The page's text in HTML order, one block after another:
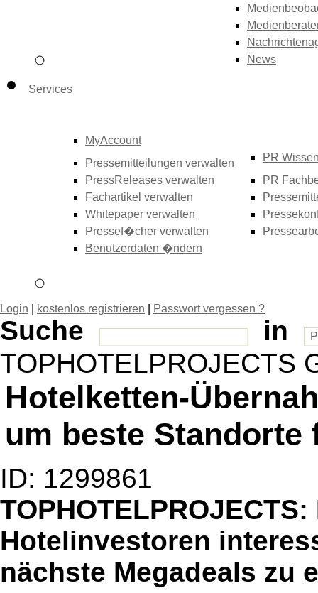
News
Services
MyAccount
Pressemitteilungen verwalten
PressReleases verwalten
Fachartikel verwalten
Whitepaper verwalten
Pressef�cher verwalten
Benutzerdaten �ndern
PR
PR
Login kostenlos registrieren Passwort vergessen ?
Suche
in
TOPHOTELPROJECTS
Hotelketten-
um beste
ID: 1299861
Hotelinvestoren
nächste Megadeals zu